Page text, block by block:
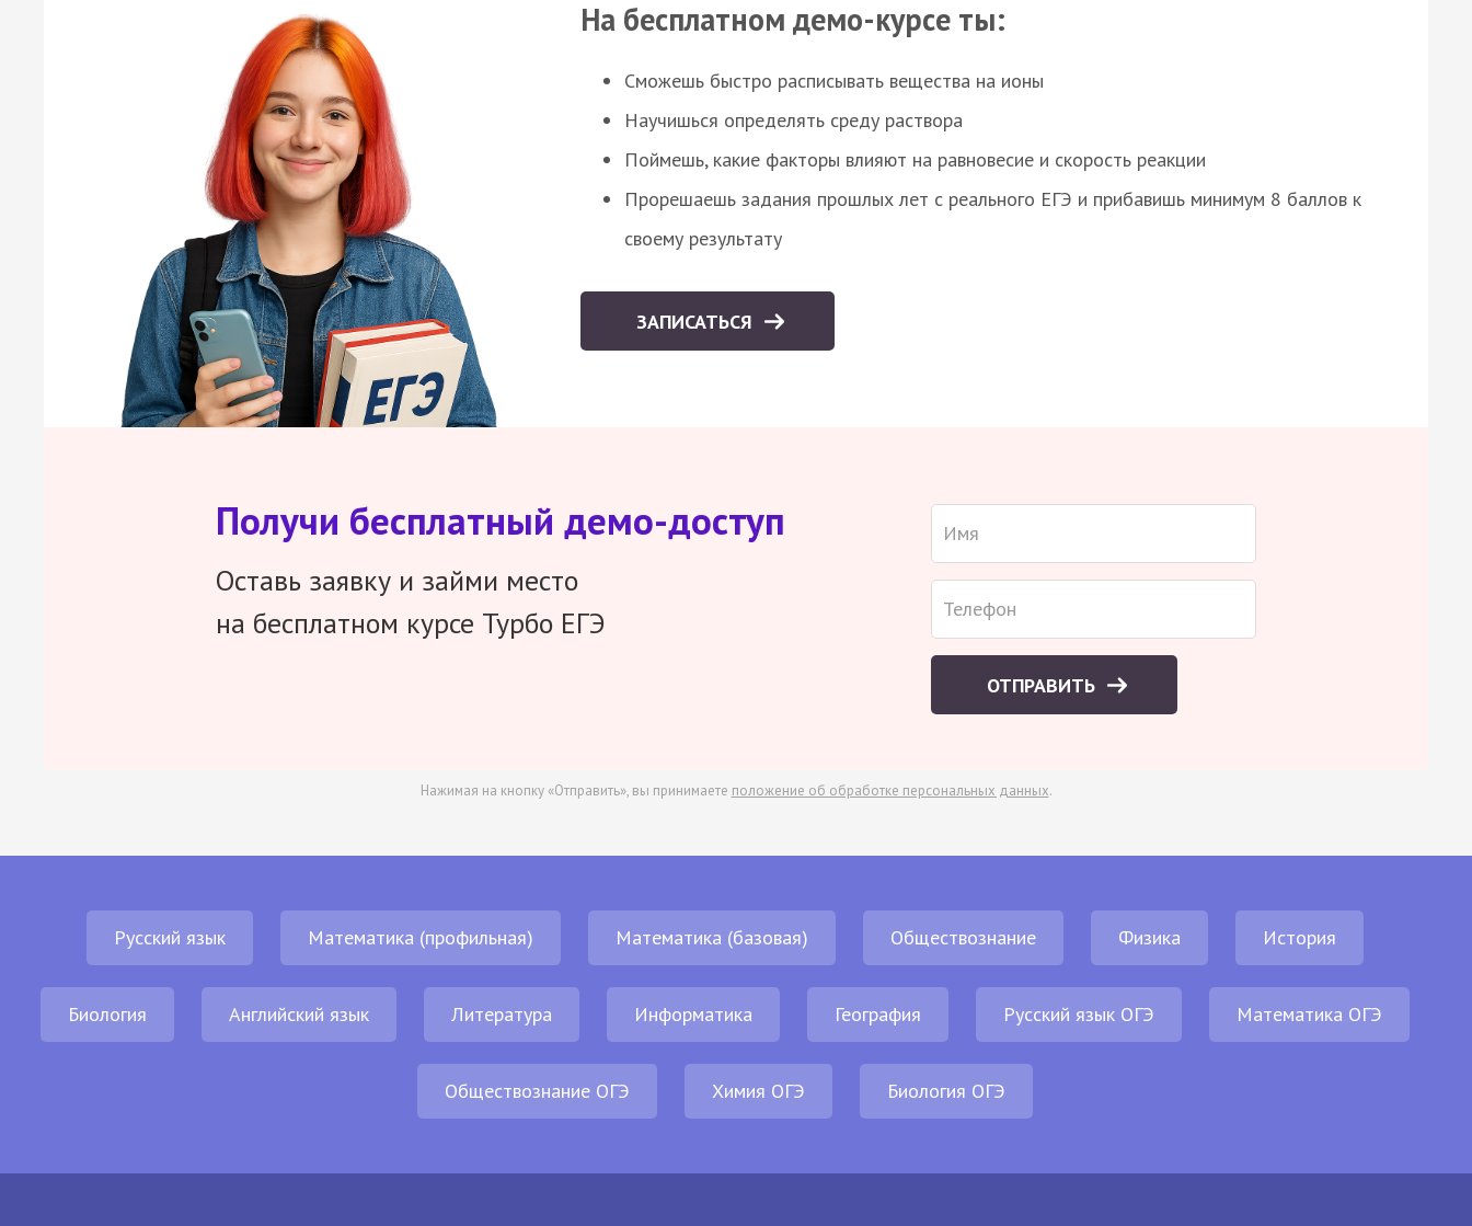
На бесплатном демо-курсе ты:
Сможешь быстро расписывать вещества на ионы
Научишься определять среду раствора
Поймешь, какие факторы влияют на равновесие и скорость реакции
Прорешаешь задания прошлых лет с реального ЕГЭ и прибавишь минимум 8 баллов к
своему результату
ЗАПИСАТЬСЯ
Получи бесплатный демо-доступ
Оставь заявку и займи место
на бесплатном курсе Турбо ЕГЭ
ОТПРАВИТЬ
Нажимая на кнопку «Отправить», вы принимаете положение об обработке персональных данных.
Русский язык Математика (профильная) Математика (базовая) Обществознание Физика История
Биология Английский язык Литература Информатика География Русский язык ОГЭ Математика ОГЭ
Обществознание ОГЭ Химия ОГЭ Биология ОГЭ